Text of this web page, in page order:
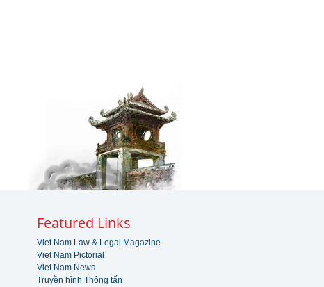
Featured Links
Viet Nam Law & Legal Magazine
Viet Nam Pictorial
Viet Nam News
Truyền hình Thông tấn